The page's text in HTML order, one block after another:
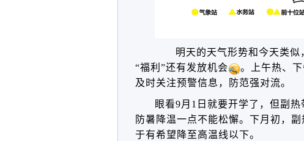
明天的天气形势和今天类
“福利”还有发放机会
。上午热、
及时关注预警信息，防范强对流。
眼看9月1日就要开学了，但副热
防暑降温一点不能松懈。下月初，
于有希望降至高温线以下。